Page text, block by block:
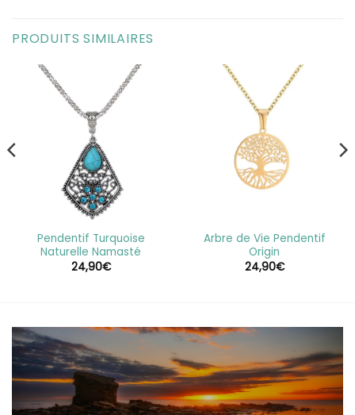
PRODUITS SIMILAIRES
Pendentif Turquoise
Naturelle Namasté
24,90€
Arbre de Vie Pendentif
Origin
24,90€